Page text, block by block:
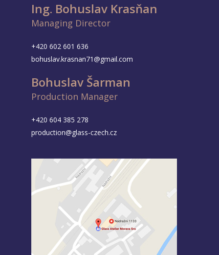
Ing. Bohuslav Krasňan
Managing Director
+420 602 601 636
bohuslav.krasnan71@gmail.com
Bohuslav Šarman
Production Manager
+420 604 385 278
production@glass-czech.cz